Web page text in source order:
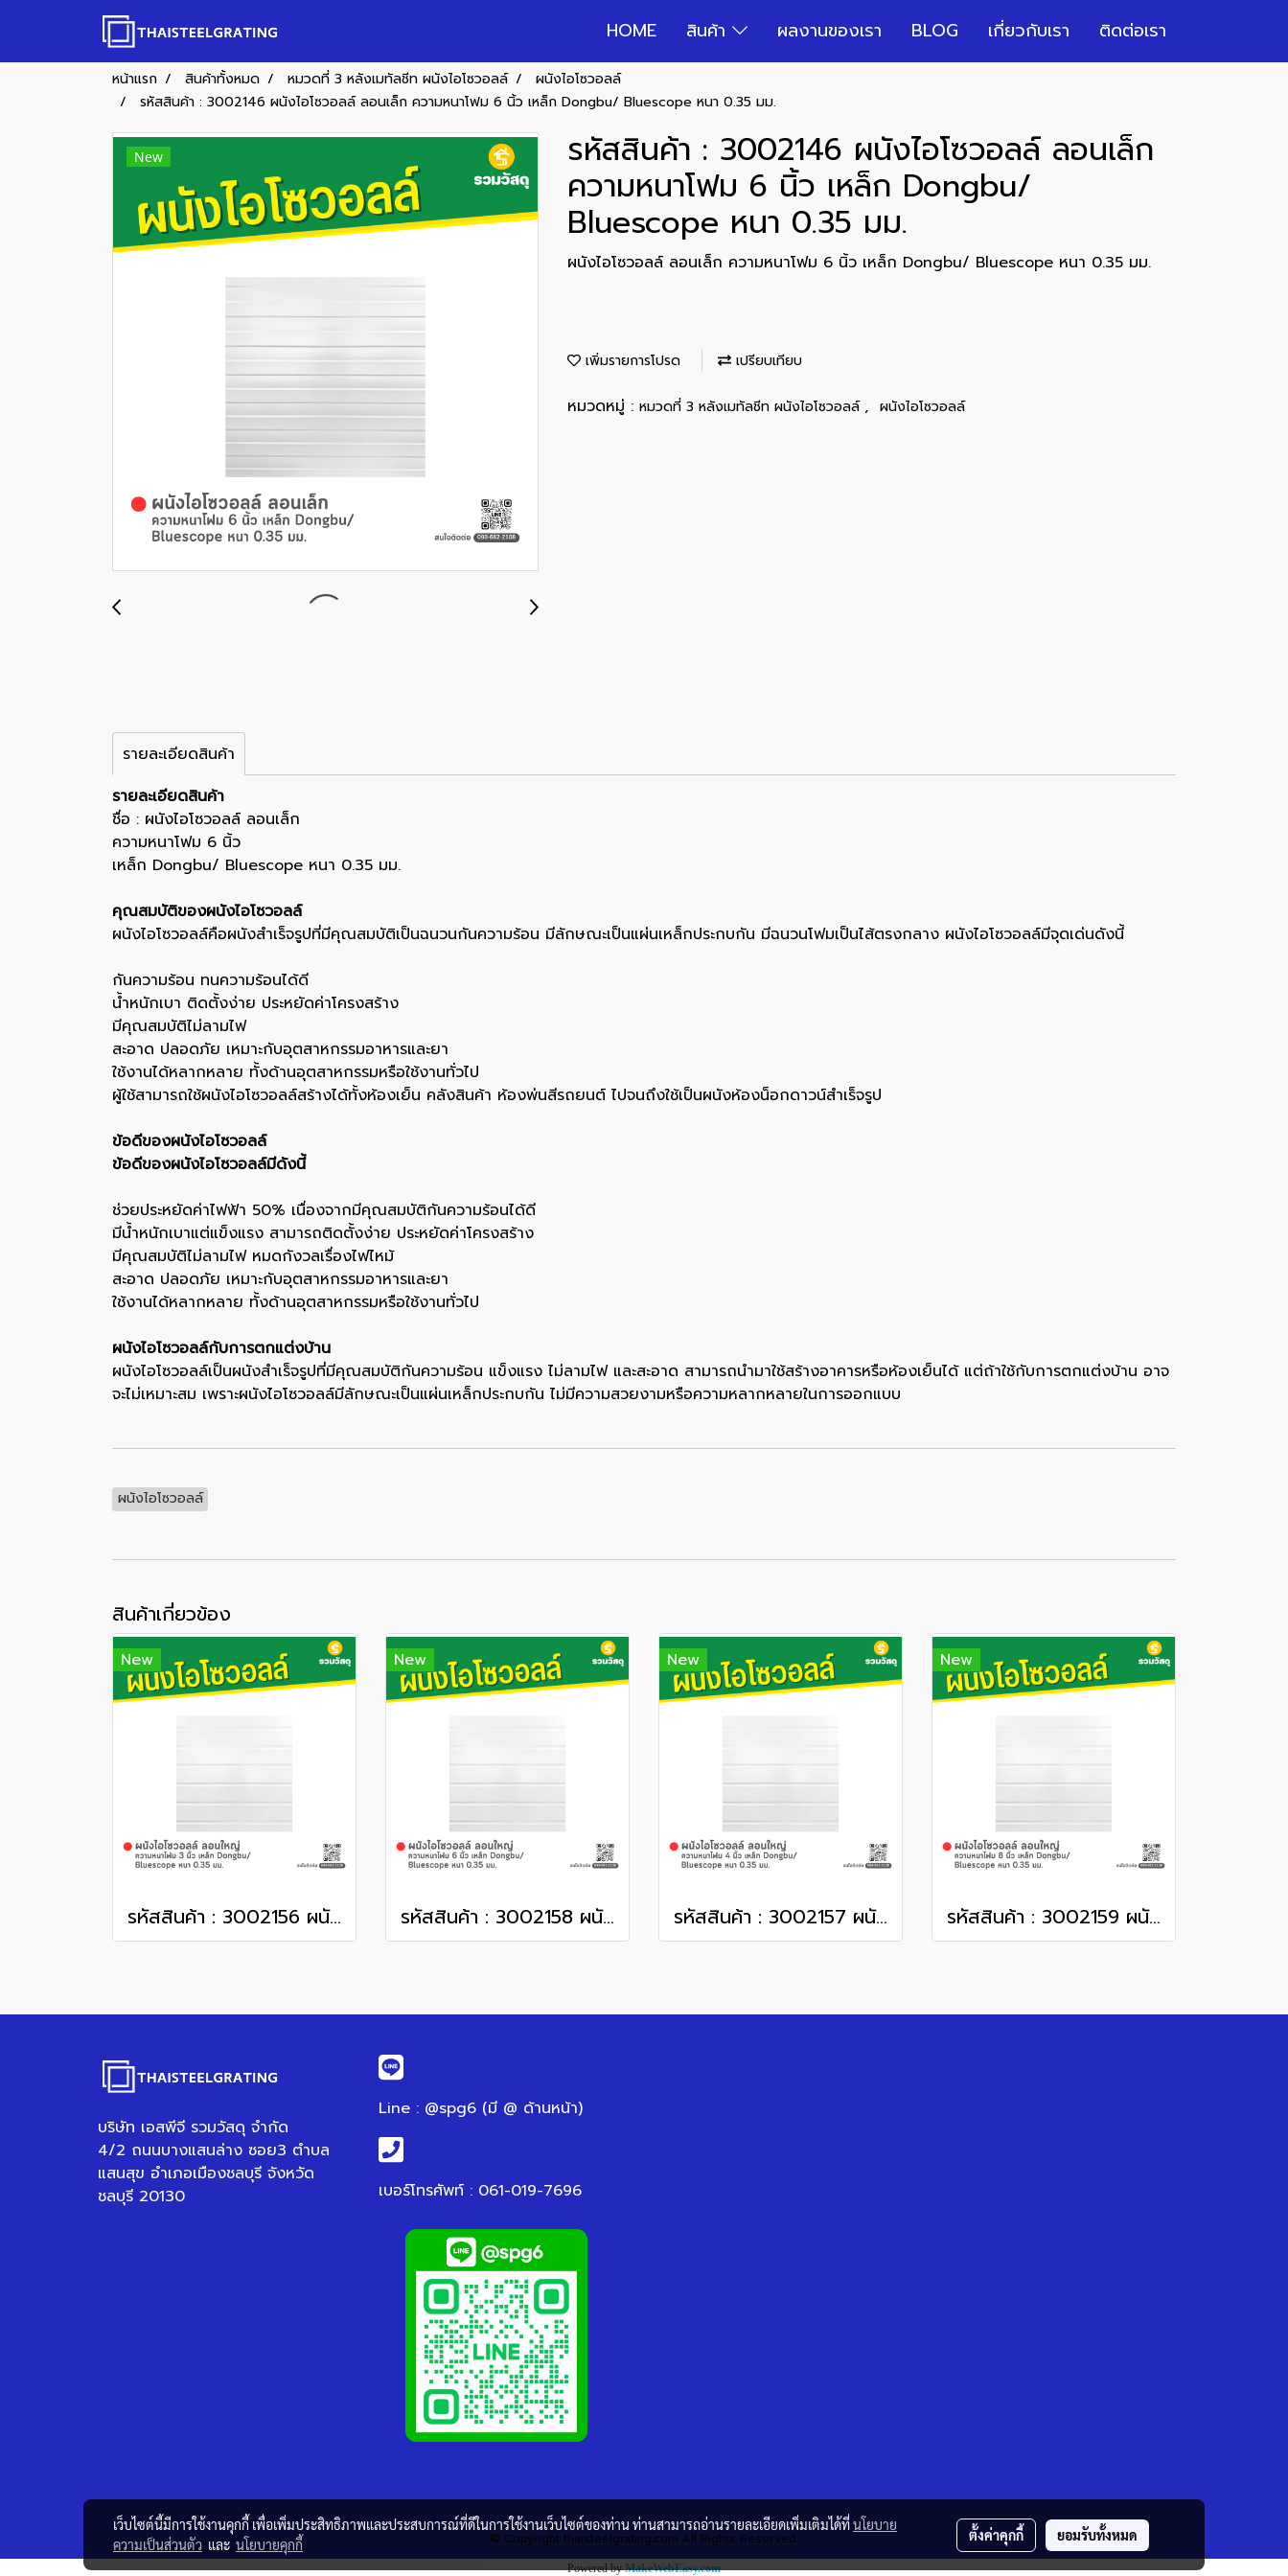
HOME สินค้า ผลงานของเรา BLOG เกี่ยวกับเรา ติดต่อเรา
หน้าแรก สินค้าทั้งหมด หมวดที่ 3 หลังเมทัลชีท ผนังไอโซวอลล์
ผนังไอโซวอลล์
รหัสสินค้า : 3002146 ผนังไอโซวอลล์ ลอนเล็ก ความหนาโฟม 6 นิ้ว เหล็ก Dongbu/ Bluescope หนา 0.35 มม.
New รหัสสินค้า : 3002146 ผนังไอโซวอลล์ ลอนเล็ก
ความหนาโฟม 6 นิ้ว เหล็ก Dongbu/
Bluescope หนา 0.35 มม.
ผนังไอโซวอลล์ ลอนเล็ก ความหนาโฟม 6 นิ้ว เหล็ก Dongbu/ Bluescope หนา 0.35 มม.
เพิ่มรายการโปรด เปรียบเทียบ
หมวดหมู่ : หมวดที่ 3 หลังเมทัลชีท ผนังไอโซวอลล์ , ผนังไอโซวอลล์
รายละเอียดสินค้า
รายละเอียดสินค้า
ชื่อ : ผนังไอโซวอลล์ ลอนเล็ก
ความหนาโฟม 6 นิ้ว
เหล็ก Dongbu/ Bluescope หนา 0.35 มม.
คุณสมบัติของผนังไอโซวอลล์
ผนังไอโซวอลล์คือผนังสำเร็จรูปที่มีคุณสมบัติเป็นฉนวนกันความร้อน มีลักษณะเป็นแผ่นเหล็กประกบกัน มีฉนวนโฟมเป็นไส้ตรงกลาง ผนังไอโซวอลล์มีจุดเด่นดังนี้
กันความร้อน ทนความร้อนได้ดี
น้ำหนักเบา ติดตั้งง่าย ประหยัดค่าโครงสร้าง
มีคุณสมบัติไม่ลามไฟ
สะอาด ปลอดภัย เหมาะกับอุตสาหกรรมอาหารและยา
ใช้งานได้หลากหลาย ทั้งด้านอุตสาหกรรมหรือใช้งานทั่วไป
ผู้ใช้สามารถใช้ผนังไอโซวอลล์สร้างได้ทั้งห้องเย็น คลังสินค้า ห้องพ่นสีรถยนต์ ไปจนถึงใช้เป็นผนังห้องน็อกดาวน์สำเร็จรูป
ข้อดีของผนังไอโซวอลล์
ข้อดีของผนังไอโซวอลล์มีดังนี้
ช่วยประหยัดค่าไฟฟ้า 50% เนื่องจากมีคุณสมบัติกันความร้อนได้ดี
มีน้ำหนักเบาแต่แข็งแรง สามารถติดตั้งง่าย ประหยัดค่าโครงสร้าง
มีคุณสมบัติไม่ลามไฟ หมดกังวลเรื่องไฟไหม้
สะอาด ปลอดภัย เหมาะกับอุตสาหกรรมอาหารและยา
ใช้งานได้หลากหลาย ทั้งด้านอุตสาหกรรมหรือใช้งานทั่วไป
ผนังไอโซวอลล์กับการตกแต่งบ้าน
ผนังไอโซวอลล์เป็นผนังสำเร็จรูปที่มีคุณสมบัติกันความร้อน แข็งแรง ไม่ลามไฟ และสะอาด สามารถนำมาใช้สร้างอาคารหรือห้องเย็นได้ แต่ถ้าใช้กับการตกแต่งบ้าน อาจ
จะไม่เหมาะสม เพราะผนังไอโซวอลล์มีลักษณะเป็นแผ่นเหล็กประกบกัน ไม่มีความสวยงามหรือความหลากหลายในการออกแบบ
ผนังไอโซวอลล์
สินค้าเกี่ยวข้อง
New
รหัสสินค้า : 3002156 ผนังไอโซวอลล์ ลอนใหญ่ ความหนาโฟม 3 นิ้ว เหล็ก Dongbu/ Bluescope หนา 0.35 มม.
New
รหัสสินค้า : 3002158 ผนังไอโซวอลล์ ลอนใหญ่ ความหนาโฟม 6 นิ้ว เหล็ก Dongbu/ Bluescope หนา 0.35 มม.
New
รหัสสินค้า : 3002157 ผนังไอโซวอลล์ ลอนใหญ่ ความหนาโฟม 4 นิ้ว เหล็ก Dongbu/ Bluescope หนา 0.35 มม.
New
รหัสสินค้า : 3002159 ผนังไอโซวอลล์ ลอนใหญ่ ความหนาโฟม 8 นิ้ว เหล็ก Dongbu/ Bluescope หนา 0.35 มม.
บริษัท เอสพีจี รวมวัสดุ จำกัด
4/2 ถนนบางแสนล่าง ซอย3 ตำบล
แสนสุข อำเภอเมืองชลบุรี จังหวัด
ชลบุรี 20130
Line : @spg6 (มี @ ด้านหน้า)
เบอร์โทรศัพท์ : 061-019-7696
© Copyright thaisteelgrating.com All Rights Reserved.
Powered byMakeWebEasy.com
เว็บไซต์นี้มีการใช้งานคุกกี้ เพื่อเพิ่มประสิทธิภาพและประสบการณ์ที่ดีในการใช้งานเว็บไซต์ของท่าน ท่านสามารถอ่านรายละเอียดเพิ่มเติมได้ที่นโยบาย
ความเป็นส่วนตัว และ นโยบายคุกกี้
ตั้งค่าคุกกี้ ยอมรับทั้งหมด